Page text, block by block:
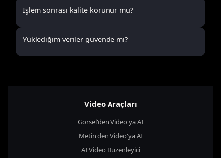
İşlem sonrası kalite korunur mu?
Yüklediğim veriler güvende mi?
Video Araçları
Görsel'den Video'ya AI
Metin'den Video'ya AI
AI Video Düzenleyici